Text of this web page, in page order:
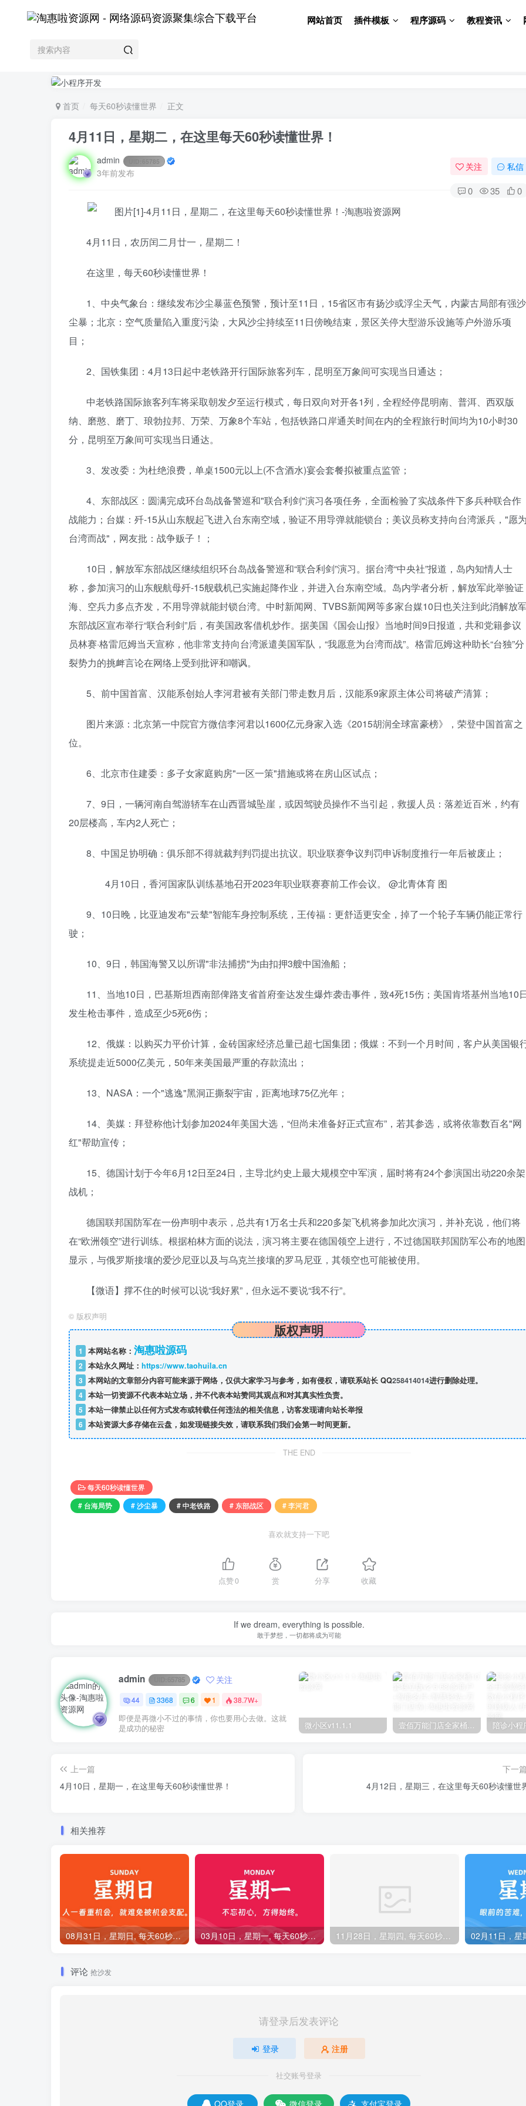
网站首页 插件模板 程序源码 教程资讯
首页 每天60秒读懂世界 正文
4月11日，星期二，在这里每天60秒读懂世界！
admin 65785
3年前发布
关注 私信
0 35 0
4月11日，农历闰二月廿一，星期二！
在这里，每天60秒读懂世界！
1、中央气象台：继续发布沙尘暴蓝色预警，预计至11日，15省区市有扬沙或浮尘天气，内蒙古局部有强沙
尘暴；北京：空气质量陷入重度污染，大风沙尘持续至11日傍晚结束，景区关停大型游乐设施等户外游乐项
目；
2、国铁集团：4月13日起中老铁路开行国际旅客列车，昆明至万象间可实现当日通达；
中老铁路国际旅客列车将采取朝发夕至运行模式，每日双向对开各1列，全程经停昆明南、普洱、西双版
纳、磨憨、磨丁、琅勃拉邦、万荣、万象8个车站，包括铁路口岸通关时间在内的全程旅行时间均为10小时30
分，昆明至万象间可实现当日通达。
3、发改委：为杜绝浪费，单桌1500元以上(不含酒水)宴会套餐拟被重点监管；
4、东部战区：圆满完成环台岛战备警巡和"联合利剑"演习各项任务，全面检验了实战条件下多兵种联合作
战能力；台媒：歼-15从山东舰起飞进入台东南空域，验证不用导弹就能锁台；美议员称支持向台湾派兵，"愿
台湾而战"，网友批：战争贩子！；
10日，解放军东部战区继续组织环台岛战备警巡和“联合利剑”演习。据台湾“中央社”报道，岛内知情人士
称，参加演习的山东舰航母歼-15舰载机已实施起降作业，并进入台东南空域。岛内学者分析，解放军此举验证
海、空兵力多点齐发，不用导弹就能封锁台湾。中时新闻网、TVBS新闻网等多家台媒10日也关注到此消解放
东部战区宣布举行“联合利剑”后，有美国政客借机炒作。据美国《国会山报》当地时间9日报道，共和党籍参议
员林赛·格雷厄姆当天宣称，他非常支持向台湾派遣美国军队，“我愿意为台湾而战”。格雷厄姆这种助长“台独”分
裂势力的挑衅言论在网络上受到批评和嘲讽。
5、前中国首富、汉能系创始人李河君被有关部门带走数月后，汉能系9家原主体公司将破产清算；
图片来源：北京第一中院官方微信李河君以1600亿元身家入选《2015胡润全球富豪榜》，荣登中国首富之
位。
6、北京市住建委：多子女家庭购房"一区一策"措施或将在房山区试点；
7、9日，一辆河南自驾游轿车在山西晋城坠崖，或因驾驶员操作不当引起，救援人员：落差近百米，约有
20层楼高，车内2人死亡；
8、中国足协明确：俱乐部不得就裁判判罚提出抗议。职业联赛争议判罚申诉制度推行一年后被废止；
4月10日，香河国家队训练基地召开2023年职业联赛赛前工作会议。 @北青体育 图
9、10日晚，比亚迪发布"云辇"智能车身控制系统，王传福：更舒适更安全，掉了一个轮子车辆仍能正常行
驶；
10、9日，韩国海警又以所谓"非法捕捞"为由扣押3艘中国渔船；
11、当地10日，巴基斯坦西南部俾路支省首府奎达发生爆炸袭击事件，致4死15伤；美国肯塔基州当地10
发生枪击事件，造成至少5死6伤；
12、俄媒：以购买力平价计算，金砖国家经济总量已超七国集团；俄媒：不到一个月时间，客户从美国银
系统提走近5000亿美元，50年来美国最严重的存款流出；
13、NASA：一个"逃逸"黑洞正撕裂宇宙，距离地球75亿光年；
14、美媒：拜登称他计划参加2024年美国大选，“但尚未准备好正式宣布”，若其参选，或将依靠数百名"网
红"帮助宣传；
15、德国计划于今年6月12日至24日，主导北约史上最大规模空中军演，届时将有24个参演国出动220余架
战机；
德国联邦国防军在一份声明中表示，总共有1万名士兵和220多架飞机将参加此次演习，并补充说，他们将
在“欧洲领空”进行训练。根据柏林方面的说法，演习将主要在德国领空上进行，不过德国联邦国防军公布的地图
显示，与俄罗斯接壤的爱沙尼亚以及与乌克兰接壤的罗马尼亚，其领空也可能被使用。
【微语】撑不住的时候可以说“我好累”，但永远不要说“我不行”。
© 版权声明
版权声明
1 本网站名称： 淘惠啦源码
2 本站永久网址： https://www.taohuila.cn
3 本网站的文章部分内容可能来源于网络，仅供大家学习与参考，如有侵权，请联系站长 QQ258414014进行删除处理。
4 本站一切资源不代表本站立场，并不代表本站赞同其观点和对其真实性负责。
5 本站一律禁止以任何方式发布或转载任何违法的相关信息，访客发现请向站长举报
6 本站资源大多存储在云盘，如发现链接失效，请联系我们我们会第一时间更新。
THE END
每天60秒读懂世界
# 台海局势
# 沙尘暴 # 中老铁路 # 东部战区 # 李河君
喜欢就支持一下吧
点赞0 赏 分享 收藏
If we dream, everything is possible.
敢于梦想，一切都将成为可能
admin 65785 关注
44 3368 6 1 38.7W+
即便是再微小不过的事情，你也要用心去做。这就
是成功的秘密
微小区v11.1.1 壹佰万能门店全家桶10套独立版v2.6.68(​多商户+智能名片+智慧轻站+万能门店等)
上一篇
4月10日，星期一，在这里每天60秒读懂世界！
下一
4月12日，星期三，在这里每天60秒读懂世
相关推荐
08月31日，星期日, 每天60秒读懂全世界！ 03月10日，星期一, 每天60秒读懂全世界！ 11月28日，星期四, 每天60秒读懂全世界！
评论 抢沙发
请登录后发表评论
登录 注册
社交账号登录